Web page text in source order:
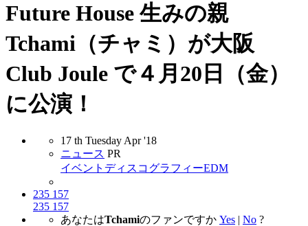
Future House 生みの親
Tchami（チャミ）が大阪
Club Joule で４月20日（金）
に公演！
17 th Tuesday Apr '18
ニュース PR
イベント ディスコグラフィーEDM
235 157
235 157
あなたはTchamiのファンですか Yes | No ?